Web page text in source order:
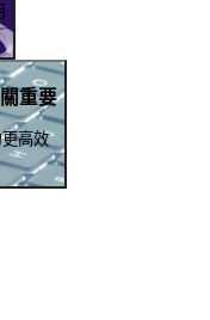
重要
高效